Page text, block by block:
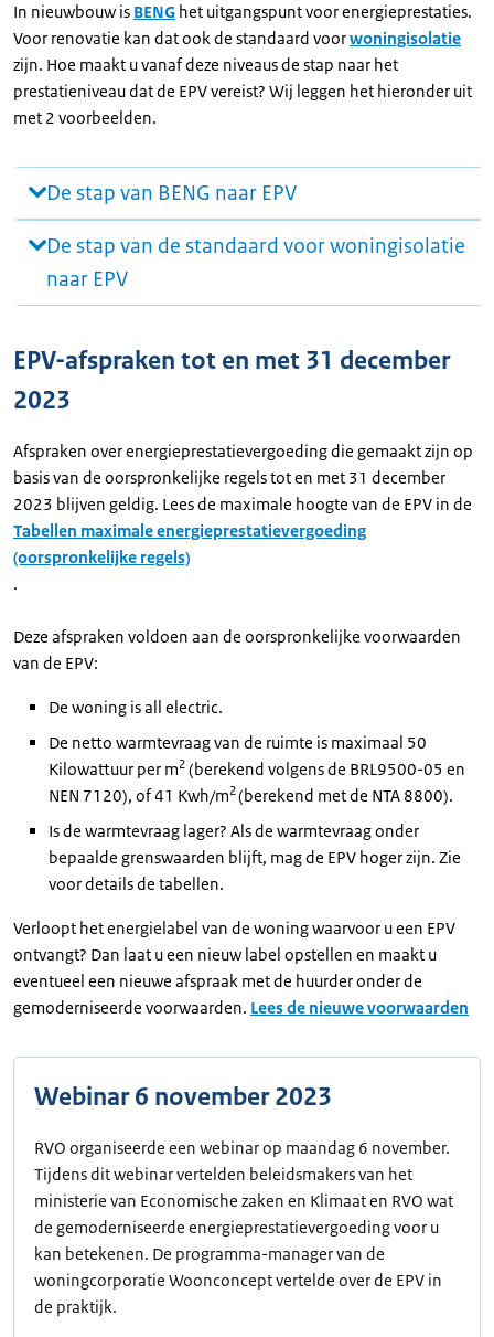
In nieuwbouw is BENG het uitgangspunt voor energieprestaties.
Voor renovatie kan dat ook de standaard voorwoningisolatie
zijn. Hoe maakt u vanaf deze niveaus de stap naar het
prestatieniveau dat de EPV vereist? Wij leggen het hieronder uit
met 2 voorbeelden.
De stap van BENG naar EPV
De stap van de standaard voor woningisolatie
naar EPV
EPV-afspraken tot en met 31 december
2023
Afspraken over energieprestatievergoeding die gemaakt zijn op
basis van de oorspronkelijke regels tot en met 31 december
2023 blijven geldig. Lees de maximale hoogte van de EPV in de
Tabellen maximale energieprestatievergoeding
(oorspronkelijke regels)
.
Deze afspraken voldoen aan de oorspronkelijke voorwaarden
van de EPV:
De woning is all electric.
De netto warmtevraag van de ruimte is maximaal 50
Kilowattuur per m2 (berekend volgens de BRL9500-05 en
NEN 7120), of 41 Kwh/m2(berekend met de NTA 8800).
Is de warmtevraag lager? Als de warmtevraag onder
bepaalde grenswaarden blijft, mag de EPV hoger zijn. Zie
voor details de tabellen.
Verloopt het energielabel van de woning waarvoor u een EPV
ontvangt? Dan laat u een nieuw label opstellen en maakt u
eventueel een nieuwe afspraak met de huurder onder de
gemoderniseerde voorwaarden. Lees de nieuwe voorwaarden
Webinar 6 november 2023
RVO organiseerde een webinar op maandag 6 november.
Tijdens dit webinar vertelden beleidsmakers van het
ministerie van Economische zaken en Klimaat en RVO wat
de gemoderniseerde energieprestatievergoeding voor u
kan betekenen. De programma-manager van de
woningcorporatie Woonconcept vertelde over de EPV in
de praktijk.